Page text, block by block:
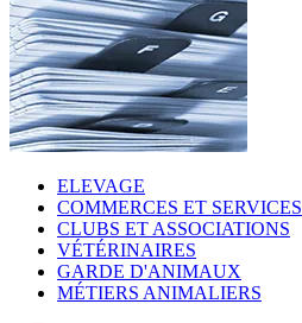
ELEVAGE
COMMERCES ET SERVICES
CLUBS ET ASSOCIATIONS
VÉTÉRINAIRES
GARDE D'ANIMAUX
MÉTIERS ANIMALIERS